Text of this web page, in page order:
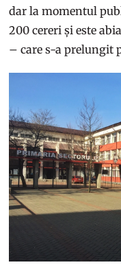
dar la momentul
200 cereri și este
– care s-a prelungit